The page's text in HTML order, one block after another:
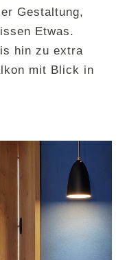
Gestaltung,
Etwas.
hin zu extra
mit Blick in